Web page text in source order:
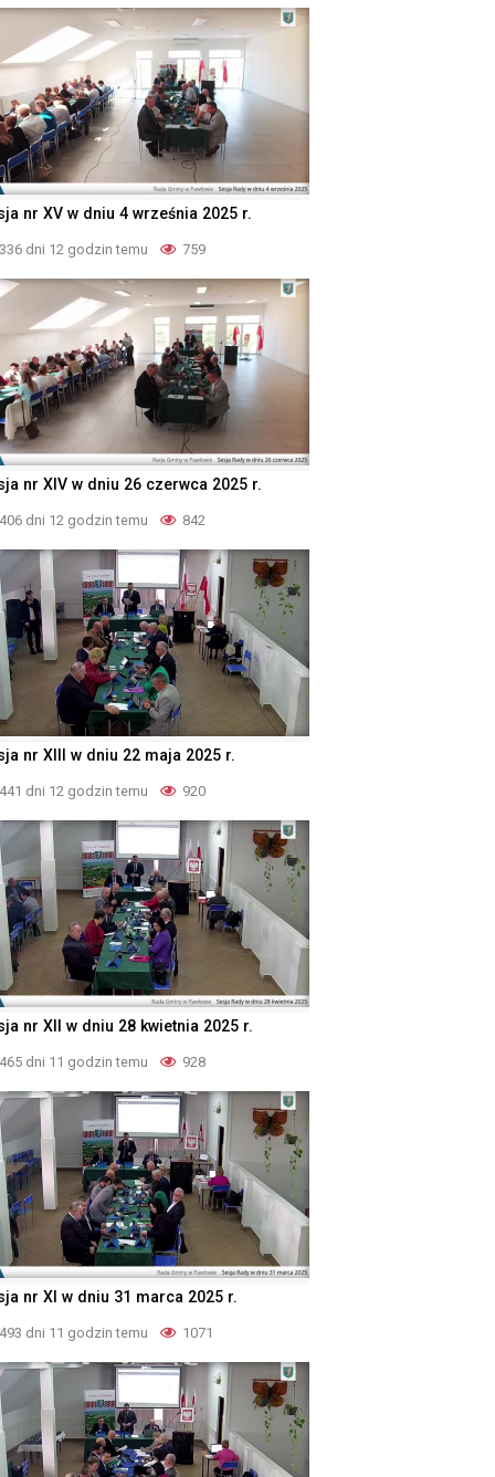
nr XV w dniu 4 września 2025 r.
336 dni 12 godzin temu 759
nr XIV w dniu 26 czerwca 2025 r.
406 dni 12 godzin temu 842
nr XIII w dniu 22 maja 2025 r.
441 dni 12 godzin temu 920
nr XII w dniu 28 kwietnia 2025 r.
465 dni 11 godzin temu 928
nr XI w dniu 31 marca 2025 r.
493 dni 11 godzin temu 1071